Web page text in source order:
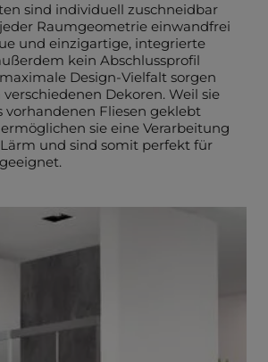
sind individuell zuschneidbar
Raumgeometrie einwandfrei
und einzigartige, integrierte
kein Abschlussprofil
Design-Vielfalt sorgen
Dekoren. Weil sie
vorhandenen Fliesen geklebt
sie eine Verarbeitung
und sind somit perfekt für